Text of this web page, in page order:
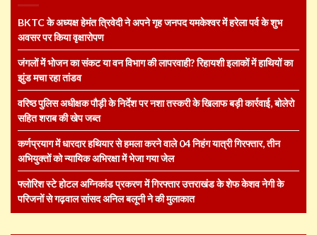
BKTC के अध्यक्ष हेमंत त्रिवेदी ने अपने गृह जनपद यमकेश्वर में हरेला पर्व के शुभ
अवसर पर किया वृक्षारोपण
जंगलों में भोजन का संकट या वन विभाग की लापरवाही? रिहायशी इलाकों में हाथियों का
झुंड मचा रहा तांडव
वरिष्ठ पुलिस अधीक्षक पौड़ी के निर्देश पर नशा तस्करी के खिलाफ बड़ी कार्रवाई, बोलेरो
सहित शराब की खेप जब्त
कर्णप्रयाग में धारदार हथियार से हमला करने वाले 04 निहंग यात्री गिरफ्तार, तीन
अभियुक्तों को न्यायिक अभिरक्षा में भेजा गया जेल
फ्लोरिश स्टे होटल अग्निकांड प्रकरण में गिरफ्तार उत्तराखंड के शेफ केशव नेगी के
परिजनों से गढ़वाल सांसद अनिल बलूनी ने की मुलाकात